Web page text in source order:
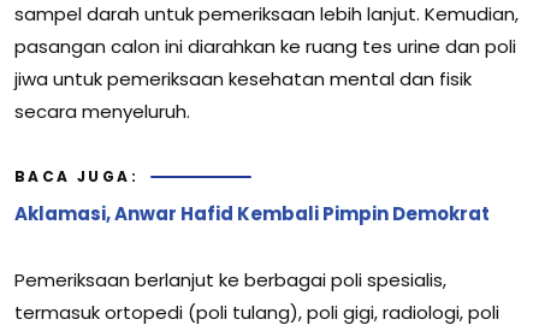
sampel darah untuk pemeriksaan lebih lanjut. Kemudian,
pasangan calon ini diarahkan ke ruang tes urine dan poli
jiwa untuk pemeriksaan kesehatan mental dan fisik
secara menyeluruh.
BACA JUGA:
Aklamasi, Anwar Hafid Kembali Pimpin Demokrat
Pemeriksaan berlanjut ke berbagai poli spesialis,
termasuk ortopedi (poli tulang), poli gigi, radiologi, poli